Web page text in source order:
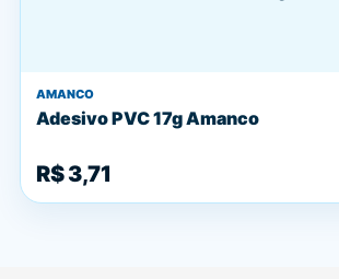
AMANCO
Adesivo PVC 17g Amanco
R$ 3,71